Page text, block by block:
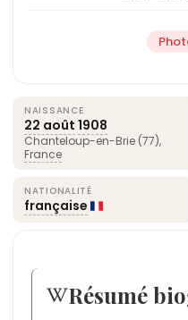
NAISSANCE
22 août 1908
Chanteloup-en-Brie (77),
France
NATIONALITÉ
française
Résumé